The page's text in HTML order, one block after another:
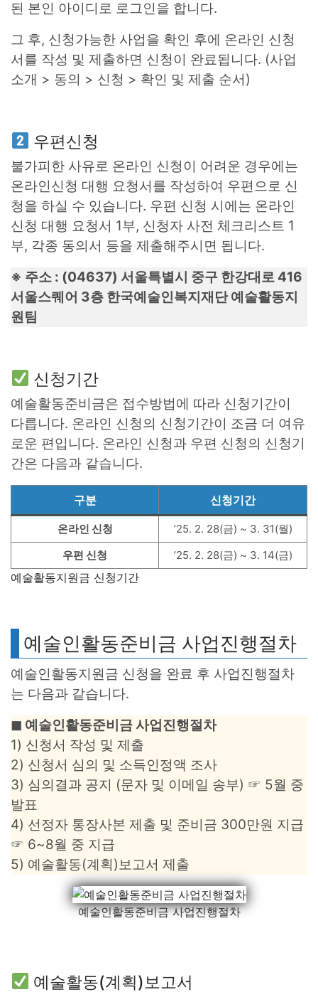
된 본인 아이디로 로그인을 합니다.
그 후, 신청가능한 사업을 확인 후에 온라인 신청
서를 작성 및 제출하면 신청이 완료됩니다. (사업
소개 > 동의 > 신청 > 확인 및 제출 순서)
우편신청
불가피한 사유로 온라인 신청이 어려운 경우에는
온라인신청 대행 요청서를 작성하여 우편으로 신
청을 하실 수 있습니다. 우편 신청 시에는 온라인
신청 대행 요청서 1부, 신청자 사전 체크리스트 1
부, 각종 동의서 등을 제출해주시면 됩니다.
※ 주소 : (04637) 서울특별시 중구 한강대로 416
서울스퀘어 3층 한국예술인복지재단 예술활동지
원팀
신청기간
예술활동준비금은 접수방법에 따라 신청기간이
다릅니다. 온라인 신청의 신청기간이 조금 더 여유
로운 편입니다. 온라인 신청과 우편 신청의 신청기
간은 다음과 같습니다.
구분 신청기간
온라인 신청
’25. 2. 28(금) ~ 3. 31(월)
우편 신청
’25. 2. 28(금) ~ 3. 14(금)
예술활동지원금 신청기간
예술인활동준비금 사업진행절차
예술인활동지원금 신청을 완료 후 사업진행절차
는 다음과 같습니다.
◼︎ 예술인활동준비금 사업진행절차
1) 신청서 작성 및 제출
2) 신청서 심의 및 소득인정액 조사
3) 심의결과 공지 (문자 및 이메일 송부) ☞ 5월 중
발표
4) 선정자 통장사본 제출 및 준비금 300만원 지급
☞ 6~8월 중 지급
5) 예술활동(계획)보고서 제출
예술인활동준비금 사업진행절차
예술활동(계획)보고서